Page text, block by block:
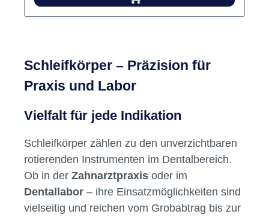
Schleifkörper – Präzision für
Praxis und Labor
Vielfalt für jede Indikation
Schleifkörper zählen zu den unverzichtbaren
rotierenden Instrumenten im Dentalbereich.
Ob in der Zahnarztpraxis oder im
Dentallabor – ihre Einsatzmöglichkeiten sind
vielseitig und reichen vom Grobabtrag bis zur